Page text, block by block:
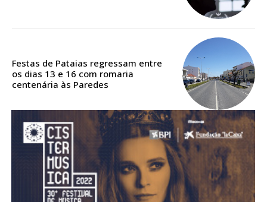
16€
Acesso ao conteúdo online
Acesso aos conteúdos Exclusivos para
assinantes
Ofertas para assinatura anual
Festas de Pataias regressam entre
os dias 13 e 16 com romaria
centenária às Paredes